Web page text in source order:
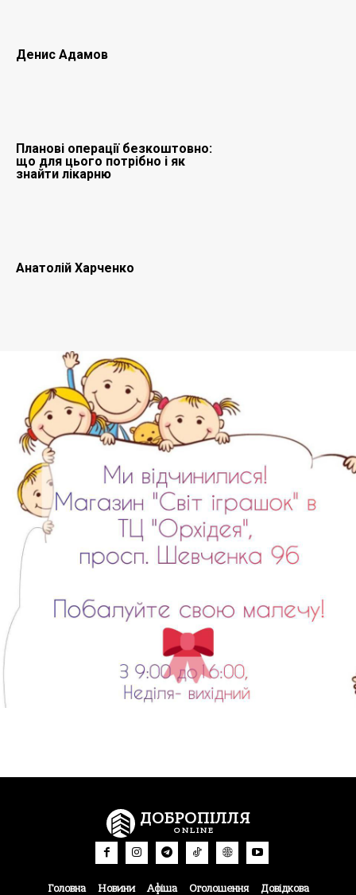
Денис Адамов
Планові операції безкоштовно:
що для цього потрібно і як
знайти лікарню
Анатолій Харченко
ДОБРОПІЛЛЯ
ONLINE
Головна Новини Афіша Оголошення Довідкова